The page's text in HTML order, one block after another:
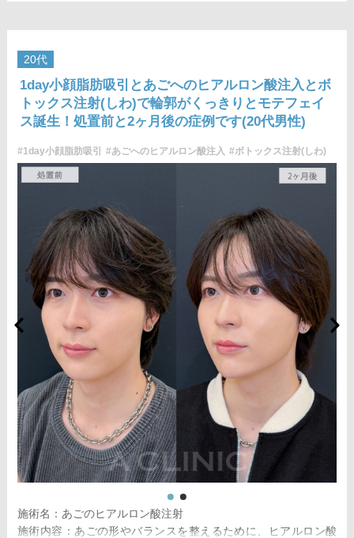
施術名：1day小顔脂肪吸引
施術内容：脂肪を減らしたい箇所に合わせて目立ちにくい箇所
に2～3mmほどの切開を加え、カニューレと呼ばれる細い管を用
いて、脂肪細胞を直接吸引し、除去します。同時にAスレッド®
と呼ばれる溶ける繊維をお顔の目立たない部分から皮下へ挿入
施術時間：約30分程
リスク、副作用：赤み、熱感、痛み、しびれ、むくみ、内出
また、稀に貧血、細菌感染症、左右差、施術箇所の知覚鈍麻、
ぼこつき、硬結、瘢痕化、色素沈着、脂肪塞栓、皮膚のよれ、
繊維の突出などを生じることがございます。
費用：通常価格 437,800円(税込)
顔の脂肪吸引箇所の追加 1ヶ所ごと+162,800円(税込)
オプション：笑気麻酔 3,300円(税込)
施術名：あごのヒアルロン酸注射
施術内容：あごの形やバランスを整えるために、ヒアルロン酸
を皮下に注入する施術です。あご先にボリュームを加えること
で、輪郭にメリハリを出し、Eライン（横顔のバランス）を整え
る効果も期待できます。顔全体の印象をシャープに見せたい方
や、あごが引っ込んで見える方に適したプチ整形のひとつで
す。
施術時間：約10分程
リスク、副作用：施術後に腫れ、赤み、内出血、痛み、突っ張
り感などが生じることがありますが、通常は数日〜1週間程度で
管閉塞、しこり（硬化）や小さな結節が生じる可能性がありま
す。施術後1〜2週間程度は、注入部位を強く押したりマッサー
20代
1day小顔脂肪吸引とあごへのヒアルロン酸注入とボ
トックス注射(しわ)で輪郭がくっきりとモテフェイ
ス誕生！処置前と2ヶ月後の症例です(20代男性)
#1day小顔脂肪吸引 #あごへのヒアルロン酸注入 #ボトックス注射(しわ)
施術名：あごのヒアルロン酸注射
施術内容：あごの形やバランスを整えるために、ヒアルロン酸